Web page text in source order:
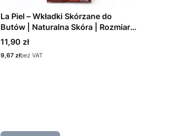
La Piel – Wkładki Skórzane do
Butów | Naturalna Skóra | Rozmiary
36–46
Cena
11,90 zł
Cena
9,67 złbez VAT